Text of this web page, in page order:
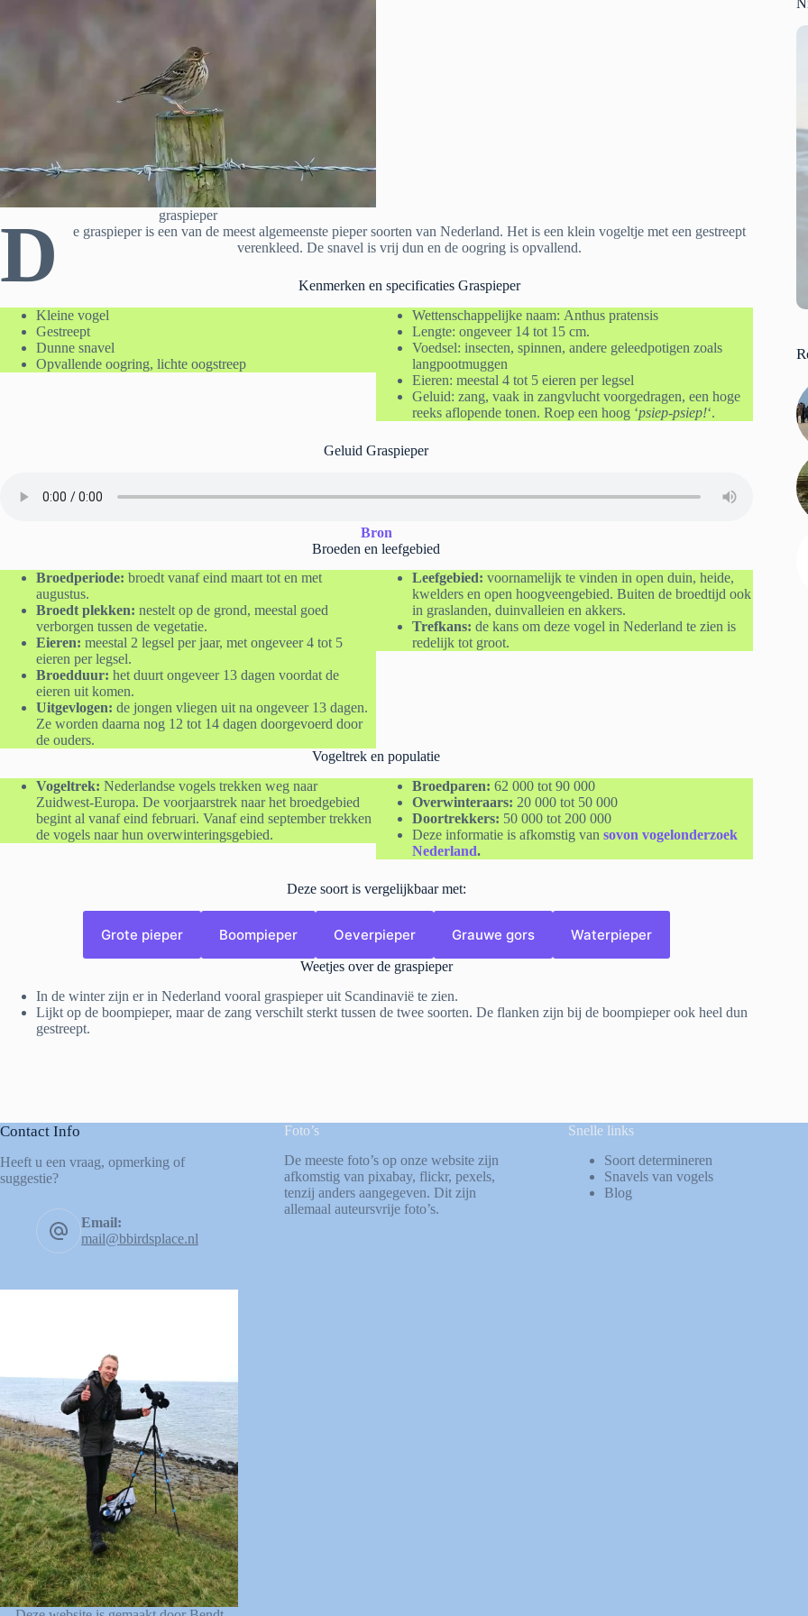
graspieper
D
e graspieper is een van de meest algemeenste pieper soorten van Nederland. Het is een klein vogeltje met een gestreept
verenkleed. De snavel is vrij dun en de oogring is opvallend.
Kenmerken en specificaties Graspieper
Kleine vogel
Gestreept
Dunne snavel
Opvallende oogring, lichte oogstreep
Wettenschappelijke naam: Anthus pratensis
Lengte: ongeveer 14 tot 15 cm.
Voedsel: insecten, spinnen, andere geleedpotigen zoals
langpootmuggen
Eieren: meestal 4 tot 5 eieren per legsel
Geluid: zang, vaak in zangvlucht voorgedragen, een hoge
reeks aflopende tonen. Roep een hoog ‘psiep-psiep!‘.
Geluid Graspieper
Bron
Broeden en leefgebied
Broedperiode: broedt vanaf eind maart tot en met
augustus.
Broedt plekken: nestelt op de grond, meestal goed
verborgen tussen de vegetatie.
Eieren: meestal 2 legsel per jaar, met ongeveer 4 tot 5
eieren per legsel.
Broedduur: het duurt ongeveer 13 dagen voordat de
eieren uit komen.
Uitgevlogen: de jongen vliegen uit na ongeveer 13 dagen.
Ze worden daarna nog 12 tot 14 dagen doorgevoerd door
de ouders.
Leefgebied:voornamelijk te vinden in open duin, heide,
kwelders en open hoogveengebied. Buiten de broedtijd ook
in graslanden, duinvalleien en akkers.
Trefkans: de kans om deze vogel in Nederland te zien is
redelijk tot groot.
Vogeltrek en populatie
Vogeltrek: Nederlandse vogels trekken weg naar
Zuidwest-Europa. De voorjaarstrek naar het broedgebied
begint al vanaf eind februari. Vanaf eind september trekken
de vogels naar hun overwinteringsgebied.
Broedparen:62 000 tot 90 000
Overwinteraars: 20 000 tot 50 000
Doortrekkers: 50 000 tot 200 000
Deze informatie is afkomstig van sovon vogelonderzoek
Nederland.
Deze soort is vergelijkbaar met:
Grote pieper Boompieper Oeverpieper Grauwe gors Waterpieper
Weetjes over de graspieper
In de winter zijn er in Nederland vooral graspieper uit Scandinavië te zien.
Lijkt op de boompieper, maar de zang verschilt sterkt tussen de twee soorten. De flanken zijn bij de boompieper ook heel dun
gestreept.
Contact Info
Heeft u een vraag, opmerking of
suggestie?
Email:
mail@bbirdsplace.nl
Foto’s
De meeste foto’s op onze website zijn
afkomstig van pixabay, flickr, pexels,
tenzij anders aangegeven. Dit zijn
allemaal auteursvrije foto’s.
Snelle links
Soort determineren
Snavels van vogels
Blog